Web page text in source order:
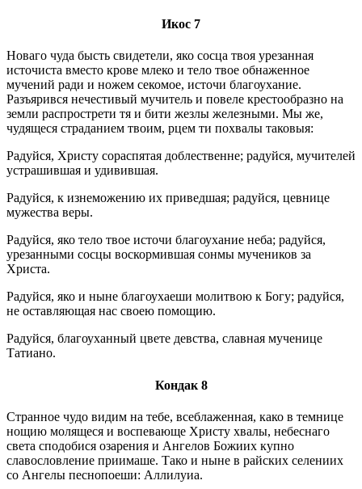
Икос 7
Новаго чуда бысть свидетели, яко сосца твоя урезанная
источиста вместо крове млеко и тело твое обнаженное
мучений ради и ножем секомое, источи благоухание.
Разъярився нечестивый мучитель и повеле крестообразно на
земли распрострети тя и бити жезлы железными. Мы же,
чудящеся страданием твоим, рцем ти похвалы таковыя:
Радуйся, Христу сораспятая доблественне; радуйся, мучителей
устрашившая и удивившая.
Радуйся, к изнеможению их приведшая; радуйся, цевнице
мужества веры.
Радуйся, яко тело твое источи благоухание неба; радуйся,
урезанными сосцы воскормившая сонмы мучеников за
Христа.
Радуйся, яко и ныне благоухаеши молитвою к Богу; радуйся,
не оставляющая нас своею помощию.
Радуйся, благоуханный цвете девства, славная мученице
Татиано.
Кондак 8
Странное чудо видим на тебе, всеблаженная, како в темнице
нощию молящеся и воспевающе Христу хвалы, небеснаго
света сподобися озарения и Ангелов Божиих купно
славословление приимаше. Тако и ныне в райских селениих
со Ангелы песнопоеши: Аллилуиа.